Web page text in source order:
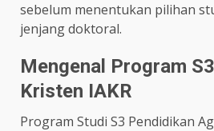
sebelum menentukan pilihan
jenjang doktoral.
Mengenal Program
Kristen IAKR
Program Studi S3 Pendidikan